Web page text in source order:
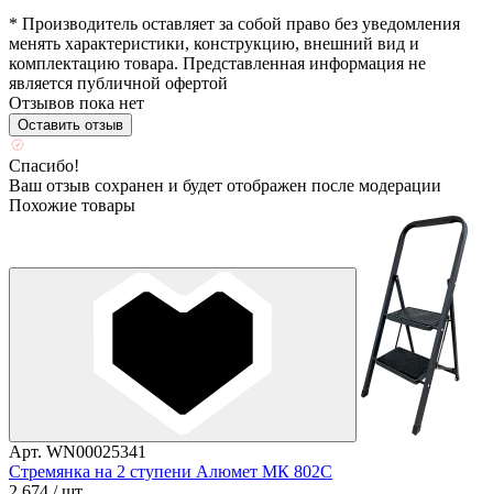
* Производитель оставляет за собой право без уведомления
менять характеристики, конструкцию, внешний вид и
комплектацию товара. Представленная информация не
является публичной офертой
Отзывов пока нет
Оставить отзыв
Спасибо!
Ваш отзыв сохранен и будет отображен после модерации
Похожие товары
Арт. WN00025341
Стремянка на 2 ступени Алюмет МК 802С